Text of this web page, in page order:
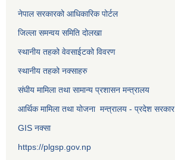
नेपाल सरकारको आधिकारिक पोर्टल
जिल्ला समन्वय समिति दोलखा
स्थानीय तहको वेवसाईटको विवरण
स्थानीय तहको नक्साहरु
संघीय मामिला तथा सामान्य प्रशासन मन्त्रालय
आर्थिक मामिला तथा योजना मन्त्रालय - प्रदेश सरकार
GIS नक्सा
https://plgsp.gov.np